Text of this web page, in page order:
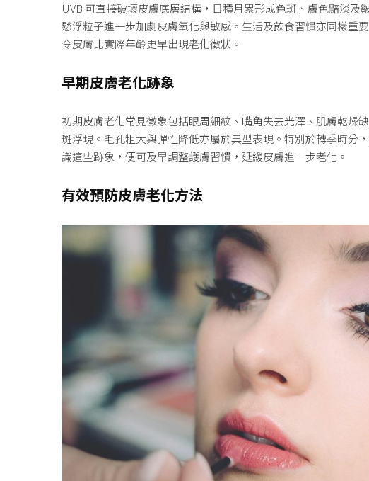
UVB 可直接破壞皮膚底層結構，日積月累形成色斑、膚色黯淡
懸浮粒子進一步加劇皮膚氧化與敏感。生活及飲食習慣亦同樣重
令皮膚比實際年齡更早出現老化徵狀。
早期皮膚老化跡象
初期皮膚老化常見徵象包括眼周細紋、嘴角失去光澤、肌膚乾燥
斑浮現。毛孔粗大與彈性降低亦屬於典型表現。特別於轉季時分
識這些跡象，便可及早調整護膚習慣，延緩皮膚進一步老化。
有效預防皮膚老化方法